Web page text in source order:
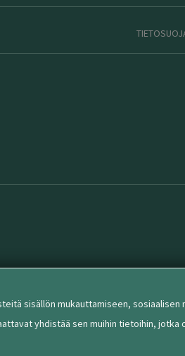
sisällön mukauttamiseen,
yhdistää sen muihin tietoihin,